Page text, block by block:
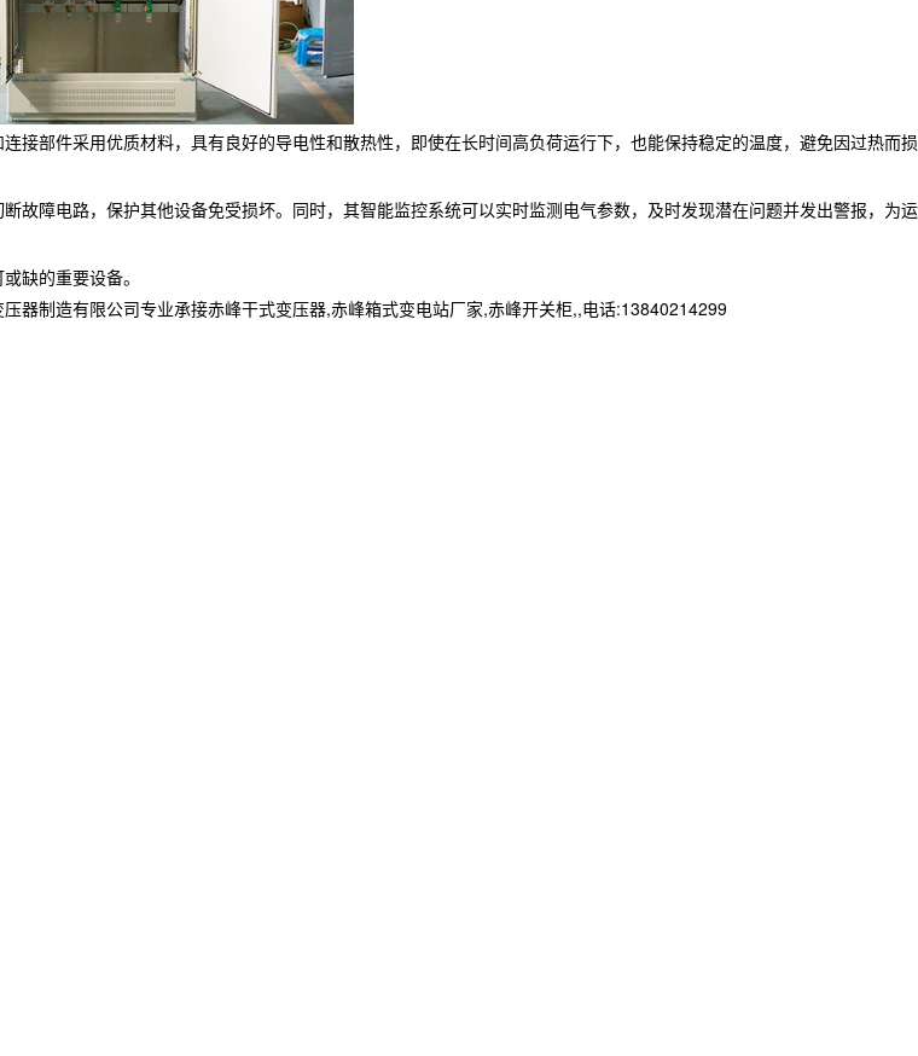
接部件采用优质材料，具有良好的导电性和散热性，即使在长时间高负荷运行下，也能保持稳定的温度，避免因过热而损
故障电路，保护其他设备免受损坏。同时，其智能监控系统可以实时监测电气参数，及时发现潜在问题并发出警报，为运
缺的重要设备。
器制造有限公司专业承接赤峰干式变压器,赤峰箱式变电站厂家,赤峰开关柜,,电话:13840214299